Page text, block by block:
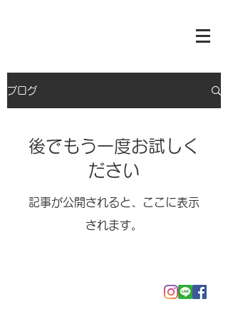
ブログ
後でもう一度お試しく
ださい
記事が公開されると、ここに表示
されます。